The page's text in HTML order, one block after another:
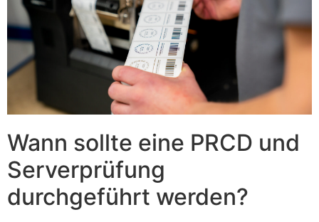
Wann sollte eine PRCD und
Serverprüfung
durchgeführt werden?